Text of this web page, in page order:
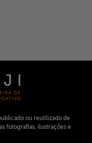
ou reutilizado de
fotografias, ilustrações e